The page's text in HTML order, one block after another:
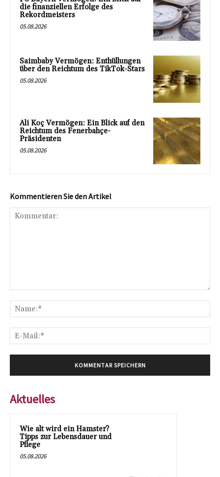
die finanziellen Erfolge des
Rekordmeisters
05.08.2026
Saimbaby Vermögen: Enthüllungen
über den Reichtum des TikTok-Stars
05.08.2026
Ali Koç Vermögen: Ein Blick auf den
Reichtum des Fenerbahçe-
Präsidenten
05.08.2026
Kommentieren Sie den Artikel
Aktuelles
Wie alt wird ein Hamster?
Tipps zur Lebensdauer und
Pflege
05.08.2026